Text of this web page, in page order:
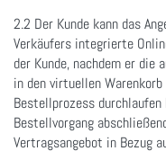
2.2 Der Kunde kann das
Verkäufers integrierte
der Kunde, nachdem er die
in den virtuellen
Bestellprozess
Bestellvorgang
Vertragsangebot in Bezug